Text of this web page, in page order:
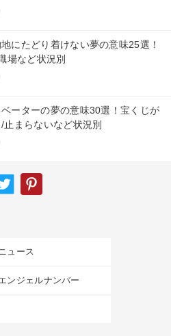
地にたどり着けない夢の意味25選！
場など状況別
ベーターの夢の意味30選！宝くじが
止まらないなど状況別
ュース
ンジェルナンバー